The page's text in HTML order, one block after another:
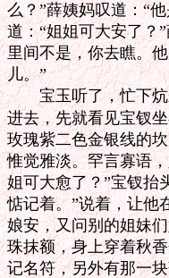
么？”薛姨妈叹道：“
道：“姐姐可大安了？
里间不是，你去瞧。
儿。”
宝玉听了，忙下炕来
进去，先就看见宝钗
玫瑰紫二色金银线的
惟觉雅淡。罕言寡语
姐可大愈了？”宝钗抬
惦记着。”说着，让他
娘安，又问别的姐妹
珠抹额，身上穿着秋
记名符，另外有那一